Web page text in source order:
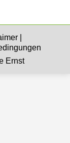
|
Ernst